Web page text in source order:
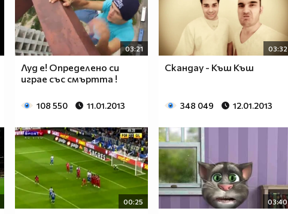
03:21
Луд е! Определено си
играе със смъртта !
108 550 11.01.2013
03:32
Скандау - Къш Къш
348 049 12.01.2013
00:25 03:40